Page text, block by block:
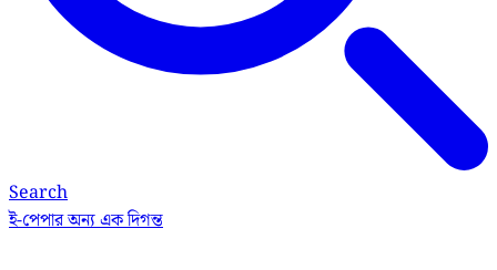
Search
ই-পেপারঅন্য এক দিগন্ত